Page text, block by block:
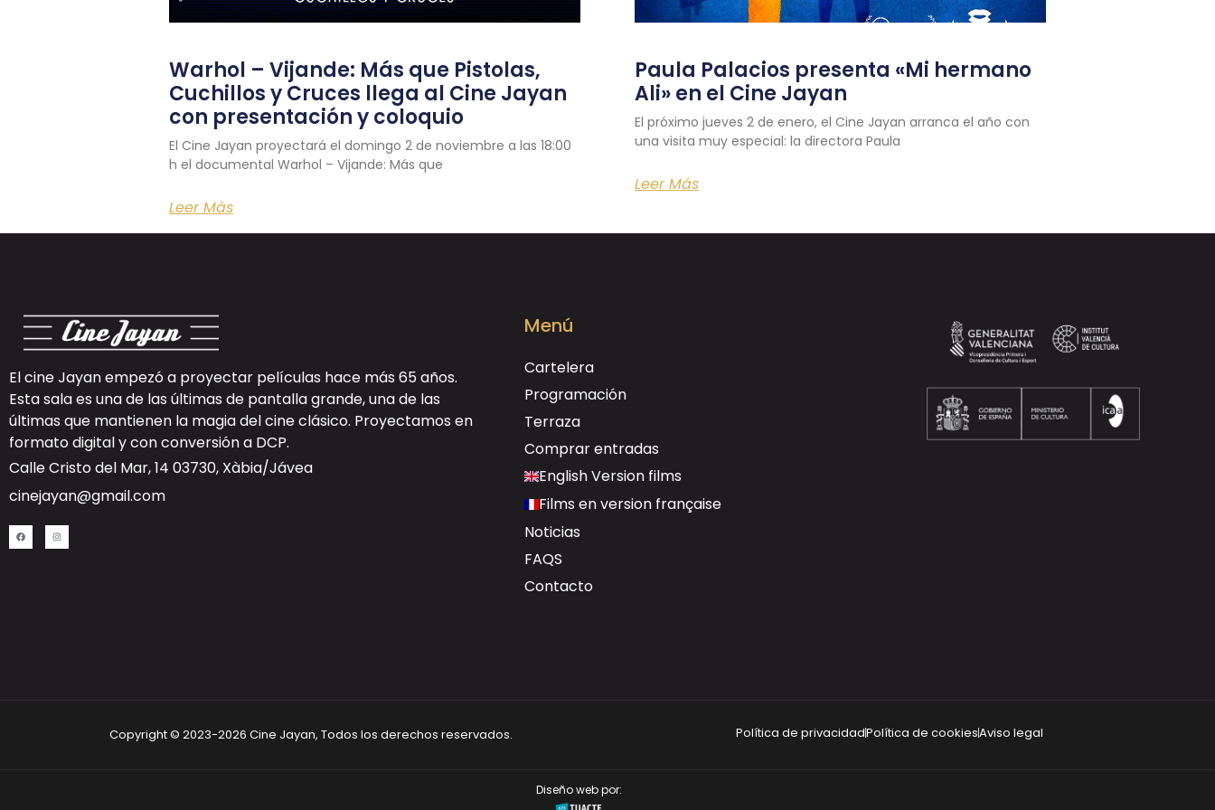
Warhol – Vijande: Más que Pistolas,
Cuchillos y Cruces llega al Cine Jayan
con presentación y coloquio
El Cine Jayan proyectará el domingo 2 de noviembre a las 18:00
h el documental Warhol – Vijande: Más que
Leer Más
Paula Palacios presenta «Mi hermano
Ali» en el Cine Jayan
El próximo jueves 2 de enero, el Cine Jayan arranca el año con
una visita muy especial: la directora Paula
Leer Más
El cine Jayan empezó a proyectar películas hace más 65 años.
Esta sala es una de las últimas de pantalla grande, una de las
últimas que mantienen la magia del cine clásico. Proyectamos en
formato digital y conconversión a DCP.
Calle Cristo del Mar, 14 03730, Xàbia/Jávea
cinejayan@gmail.com
Menú
Cartelera
Programación
Terraza
Comprar entradas
English Version films
Films en version française
Noticias
FAQS
Contacto
Copyright © 2023-2026 Cine Jayan, Todos los derechos reservados. Política de privacidadPolítica de cookiesAviso legal
Diseño web por: